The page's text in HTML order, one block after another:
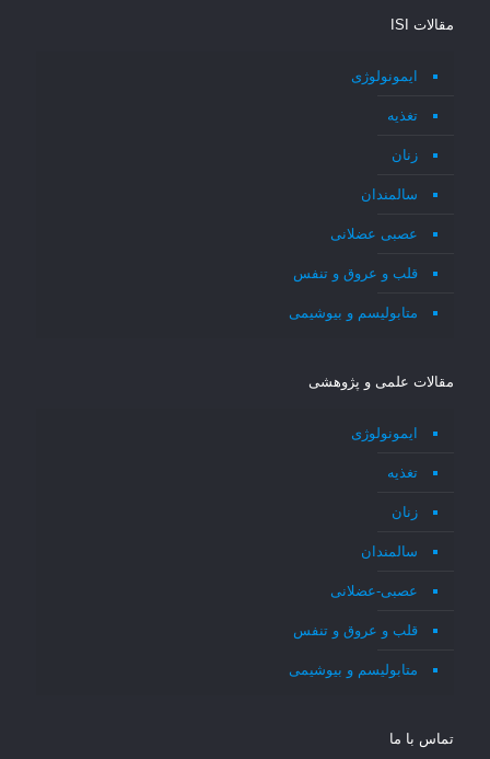
مقالات ISI
ایمونولوژی
تغذیه
زنان
سالمندان
عصبی عضلانی
قلب و عروق و تنفس
متابولیسم و بیوشیمی
مقالات علمی و پژوهشی
ایمونولوژی
تغذیه
زنان
سالمندان
عصبی-عضلانی
قلب و عروق و تنفس
متابولیسم و بیوشیمی
تماس با ما